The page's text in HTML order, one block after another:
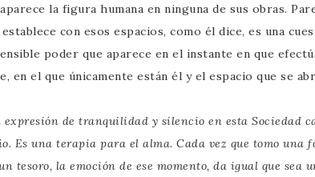
la figura humana en ninguna de sus obras.
con esos espacios, como él dice, es una
poder que aparece en el instante en que
en el que únicamente están él y el espacio que se
expresión de tranquilidad y silencio en esta Sociedad
Es una terapia para el alma. Cada vez que tomo una
tesoro, la emoción de ese momento, da igual que sea